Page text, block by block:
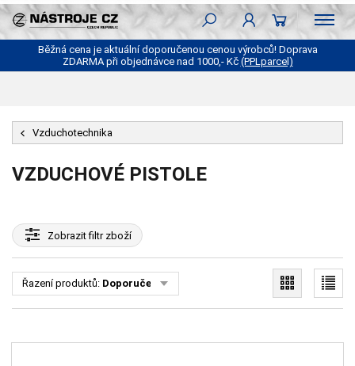
Běžná cena je aktuální doporučenou cenou výrobců! Doprava
ZDARMA při objednávce nad 1000,- Kč (PPLparcel)
Vzduchotechnika
VZDUCHOVÉ PISTOLE
Zobrazitfiltr zboží
Řazení produktů: Doporučené